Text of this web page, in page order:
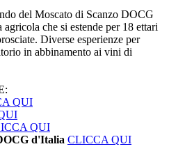
del Moscato di Scanzo DOCG
che si estende per 18 ettari
Diverse esperienze per
in abbinamento ai vini di
QUI
QUI
d'Italia CLICCA QUI